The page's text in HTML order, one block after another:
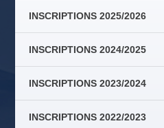
INSCRIPTIONS 2025/2026
INSCRIPTIONS 2024/2025
INSCRIPTIONS 2023/2024
INSCRIPTIONS 2022/2023